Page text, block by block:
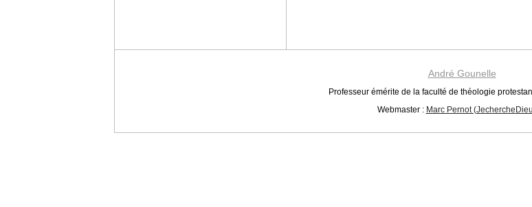
André Gounelle
Professeur émérite de la faculté de théologie
Webmaster : Marc Pernot